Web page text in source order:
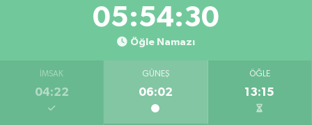
05:54:30
Öğle Namazı
İMSAK
04:22
GÜNEŞ
06:02
ÖĞLE
13:15